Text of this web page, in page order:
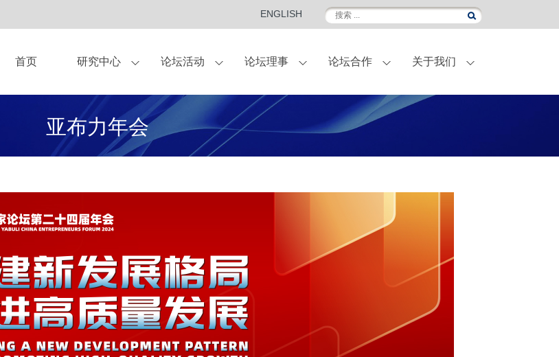
ENGLISH
首页 研究中心
书籍
论坛活动
青年论坛 CEO研讨会 外滩金融峰会 国际访问
论坛理事
亚布力论坛理事
论坛合作
独家显示方案合作商 企业家健康守护伙伴 联名定制葡萄酒
合作伙伴-会员 合作申请
关于我们
亚布力企业家论坛永久会址
亚布力年会